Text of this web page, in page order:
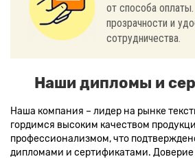
от способа
прозрачности и
сотрудничества.
Наши дипломы и
Наша компания – лидер на рынке
гордимся высоким качеством
профессионализмом, что
дипломами и сертификатами. Доверие